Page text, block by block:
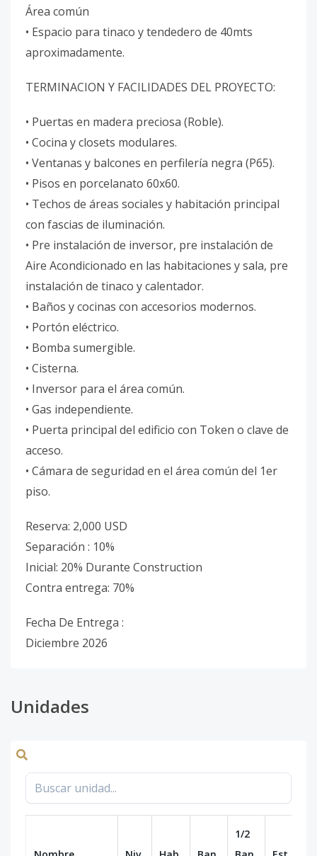
Área común
• Espacio para tinaco y tendedero de 40mts
aproximadamente.
TERMINACION Y FACILIDADES DEL PROYECTO:
• Puertas en madera preciosa (Roble).
• Cocina y closets modulares.
• Ventanas y balcones en perfilería negra (P65).
• Pisos en porcelanato 60x60.
• Techos de áreas sociales y habitación principal
con fascias de iluminación.
• Pre instalación de inversor, pre instalación de
Aire Acondicionado en las habitaciones y sala, pre
instalación de tinaco y calentador.
• Baños y cocinas con accesorios modernos.
• Portón eléctrico.
• Bomba sumergible.
• Cisterna.
• Inversor para el área común.
• Gas independiente.
• Puerta principal del edificio con Token o clave de
acceso.
• Cámara de seguridad en el área común del 1er
piso.
Reserva: 2,000 USD
Separación : 10%
Inicial: 20% Durante Construction
Contra entrega: 70%
Fecha De Entrega :
Diciembre 2026
Unidades
1/2